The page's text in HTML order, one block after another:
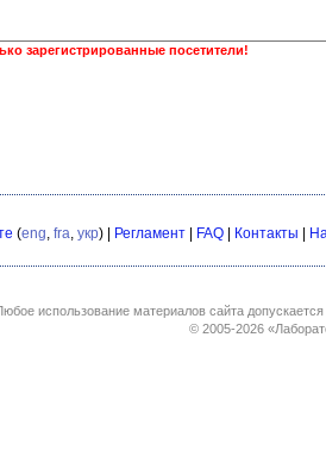
зарегистрированные посетители!
(eng, fra, укр) | Регламент FAQ Контакты
использование материалов сайта
© 2005-2026